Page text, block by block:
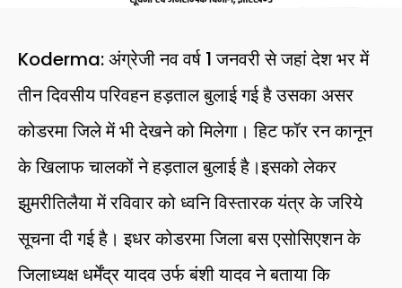
Koderma: अंग्रेजी नव वर्ष 1 जनवरी से जहां देश भर में
तीन दिवसीय परिवहन हड़ताल बुलाई गई है उसका असर
कोडरमा जिले में भी देखने को मिलेगा। हिट फॉर रन कानून
के खिलाफ चालकों ने हड़ताल बुलाई है।इसको लेकर
झुमरीतिलैया में रविवार को ध्वनि विस्तारक यंत्र के जरिये
सूचना दी गई है। इधर कोडरमा जिला बस एसोसिएशन के
जिलाध्यक्ष धर्मेंद्र यादव उर्फ बंशी यादव ने बताया कि